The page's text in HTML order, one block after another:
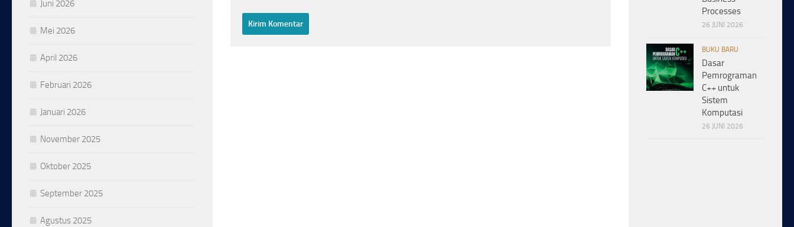
Juni 2026
Mei 2026
April 2026
Februari 2026
Januari 2026
November 2025
Oktober 2025
September 2025
Agustus 2025
Processes
26 JUNI 2026
BUKU BARU
Dasar
Pemrograman
C++ untuk
Sistem
Komputasi
26 JUNI 2026